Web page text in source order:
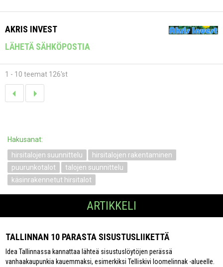
AKRIS INVEST
LÄHETÄ SÄHKÖPOSTIA
1 - 10 teemat 126'st
Hakusanat:
hirsitalojen suunnittelu
hirsitalojen rakentaminen
puurunkotalot
talojen suunnittelu
käsinrakennetut hirsitalot
ARTIKKELI
TALLINNAN 10 PARASTA SISUSTUSLIIKETTÄ
Idea Tallinnassa kannattaa lähteä sisustuslöytöjen perässä
vanhaakaupunkia kauemmaksi, esimerkiksi Telliskivi loomelinnak -alueelle.